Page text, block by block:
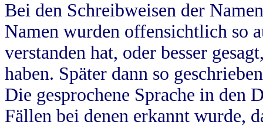
Bei den Schreibweisen der
Namen wurden offensichtlich so
verstanden hat, oder besser
haben. Später dann so
Die gesprochene Sprache in
Fällen bei denen erkannt wurde,